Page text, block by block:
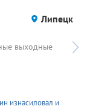
Липецк
выходные
изнасиловал и